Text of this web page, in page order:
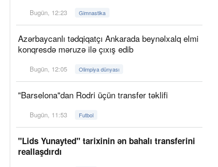
Bugün, 12:23 Gimnastika
Azərbaycanlı tədqiqatçı Ankarada beynəlxalq elmi
konqresdə məruzə ilə çıxış edib
Bugün, 12:05 Olimpiya dünyası
"Barselona"dan Rodri üçün transfer təklifi
Bugün, 11:53 Futbol
"Lids Yunayted" tarixinin ən bahalı transferini
reallaşdırdı